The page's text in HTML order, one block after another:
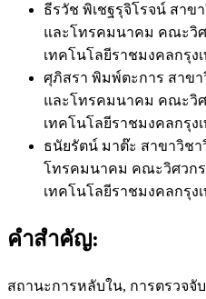
ธีรวัช พิเชฐรุจิโรจน์ สาข
และโทรคมนาคม คณะวิ
เทคโนโลยีราชมงคลกรุง
ศุภิสรา พิมพ์ตะการ สาข
และโทรคมนาคม คณะวิ
เทคโนโลยีราชมงคลกรุง
ธนัยรัตน์ มาต๊ะ สาขาวิชา
โทรคมนาคม คณะวิศวก
เทคโนโลยีราชมงคลกรุง
คำสำคัญ:
สถานะการหลับใน, การตรวจ